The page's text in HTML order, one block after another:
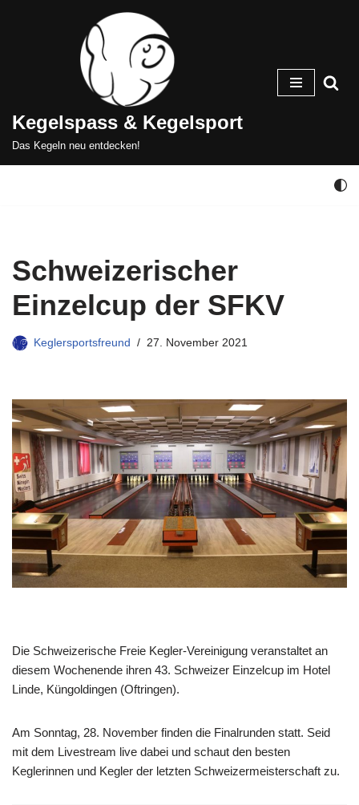
Kegelspass & Kegelsport
Das Kegeln neu entdecken!
Schweizerischer
Einzelcup der SFKV
Keglersportsfreund 27. November 2021
Die Schweizerische Freie Kegler-Vereinigung veranstaltet an
diesem Wochenende ihren 43. Schweizer Einzelcup im Hotel
Linde, Küngoldingen (Oftringen).
Am Sonntag, 28. November finden die Finalrunden statt. Seid
mit dem Livestream live dabei und schaut den besten
Keglerinnen und Kegler der letzten Schweizermeisterschaft zu.